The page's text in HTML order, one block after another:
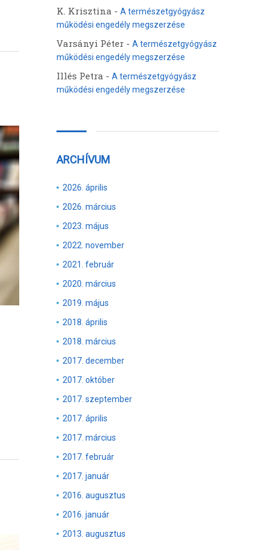
K. Krisztina - A természetgyógyász
működési engedély megszerzése
Varsányi Péter - A természetgyógyász
működési engedély megszerzése
Illés Petra - A természetgyógyász
működési engedély megszerzése
ARCHÍVUM
2026. április
2026. március
2023. május
2022. november
2021. február
2020. március
2019. május
2018. április
2018. március
2017. december
2017. október
2017. szeptember
2017. április
2017. március
2017. február
2017. január
2016. augusztus
2016. január
2013. augusztus